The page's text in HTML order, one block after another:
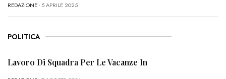
REDAZIONE- 5 APRILE 2025
POLITICA
Lavoro Di Squadra Per Le Vacanze In